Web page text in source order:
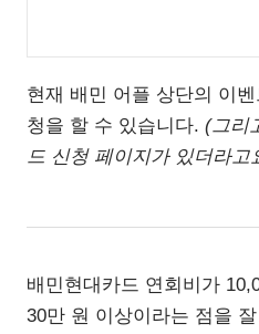
현재 배민 어플 상단의 이
청을 할 수 있습니다. (그리
드 신청 페이지가 있더라고
배민현대카드 연회비가
30만 원 이상이라는 점을